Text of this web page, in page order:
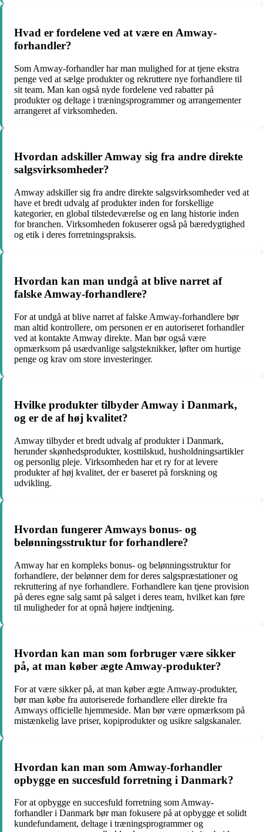
Hvad er fordelene ved at være en Amway-
forhandler?
Som Amway-forhandler har man mulighed for at tjene ekstra
penge ved at sælge produkter og rekruttere nye forhandlere til
sit team. Man kan også nyde fordelene ved rabatter på
produkter og deltage i træningsprogrammer og arrangementer
arrangeret af virksomheden.
Hvordan adskiller Amway sig fra andre direkte
salgsvirksomheder?
Amway adskiller sig fra andre direkte salgsvirksomheder ved at
have et bredt udvalg af produkter inden for forskellige
kategorier, en global tilstedeværelse og en lang historie inden
for branchen. Virksomheden fokuserer også på bæredygtighed
og etik i deres forretningspraksis.
Hvordan kan man undgå at blive narret af
falske Amway-forhandlere?
For at undgå at blive narret af falske Amway-forhandlere bør
man altid kontrollere, om personen er en autoriseret forhandler
ved at kontakte Amway direkte. Man bør også være
opmærksom på usædvanlige salgsteknikker, løfter om hurtige
penge og krav om store investeringer.
Hvilke produkter tilbyder Amway i Danmark,
og er de af høj kvalitet?
Amway tilbyder et bredt udvalg af produkter i Danmark,
herunder skønhedsprodukter, kosttilskud, husholdningsartikler
og personlig pleje. Virksomheden har et ry for at levere
produkter af høj kvalitet, der er baseret på forskning og
udvikling.
Hvordan fungerer Amways bonus- og
belønningsstruktur for forhandlere?
Amway har en kompleks bonus- og belønningsstruktur for
forhandlere, der belønner dem for deres salgspræstationer og
rekruttering af nye forhandlere. Forhandlere kan tjene provision
på deres egne salg samt på salget i deres team, hvilket kan føre
til muligheder for at opnå højere indtjening.
Hvordan kan man som forbruger være sikker
på, at man køber ægte Amway-produkter?
For at være sikker på, at man køber ægte Amway-produkter,
bør man købe fra autoriserede forhandlere eller direkte fra
Amways officielle hjemmeside. Man bør være opmærksom på
mistænkelig lave priser, kopiprodukter og usikre salgskanaler.
Hvordan kan man som Amway-forhandler
opbygge en succesfuld forretning i Danmark?
For at opbygge en succesfuld forretning som Amway-
forhandler i Danmark bør man fokusere på at opbygge et solidt
kundefundament, deltage i træningsprogrammer og